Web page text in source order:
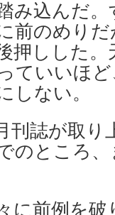
み込んだ
前のめり
押しした
ていいほ
しない。
刊誌が取
のところ
に前例を